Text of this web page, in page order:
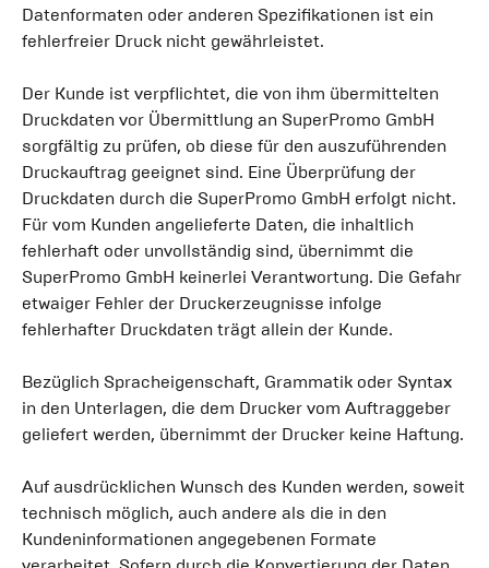
Datenformaten oder anderen Spezifikationen ist ein
fehlerfreier Druck nicht gewährleistet.
Der Kunde ist verpflichtet, die von ihm übermittelten
Druckdaten vor Übermittlung an SuperPromo GmbH
sorgfältig zu prüfen, ob diese für den auszuführenden
Druckauftrag geeignet sind. Eine Überprüfung der
Druckdaten durch die SuperPromo GmbH erfolgt nicht.
Für vom Kunden angelieferte Daten, die inhaltlich
fehlerhaft oder unvollständig sind, übernimmt die
SuperPromo GmbH keinerlei Verantwortung. Die Gefahr
etwaiger Fehler der Druckerzeugnisse infolge
fehlerhafter Druckdaten trägt allein der Kunde.
Bezüglich Spracheigenschaft, Grammatik oder Syntax
in den Unterlagen, die dem Drucker vom Auftraggeber
geliefert werden, übernimmt der Drucker keine Haftung.
Auf ausdrücklichen Wunsch des Kunden werden, soweit
technisch möglich, auch andere als die in den
Kundeninformationen angegebenen Formate